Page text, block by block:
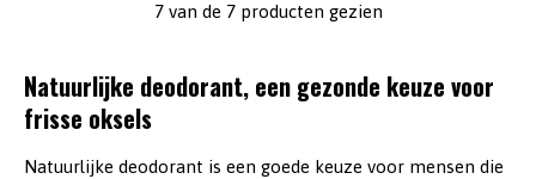
7 van de 7 producten gezien
Natuurlijke deodorant, een gezonde keuze voor
frisse oksels
Natuurlijke deodorant is een goede keuze voor mensen die